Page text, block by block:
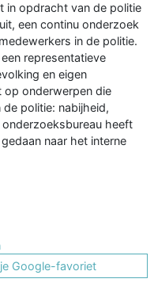
in opdracht van de politie
een continu onderzoek
in de politie.
representatieve
en eigen
onderwerpen die
politie: nabijheid,
heeft
naar het interne
je Google-favoriet